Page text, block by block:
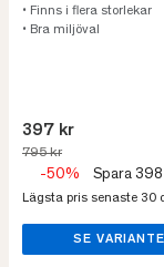
• Finns i flera storlekar
• Bra miljöval
397 kr
795 kr
-50% Spara
Lägsta pris senaste 30
SE